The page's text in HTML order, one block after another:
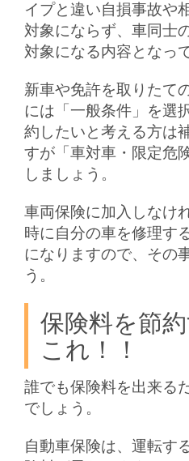
イプと違い自損事故や
対象にならず、車同士
対象になる内容となっ
新車や免許を取りたて
には「一般条件」を選
約したいと考える方は
すが「車対車・限定危
しましょう。
車両保険に加入しなけ
時に自分の車を修理す
になりますので、その
う。
保険料を節
これ！！
誰でも保険料を出来る
でしょう。
自動車保険は、運転す